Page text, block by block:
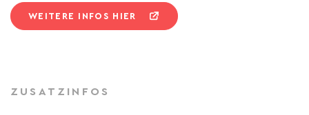
WEITERE INFOS HIER
ZUSATZINFOS